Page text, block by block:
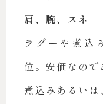
肩、腕、スネ
ラグーや煮込
位。安価なので
煮込みあるいは